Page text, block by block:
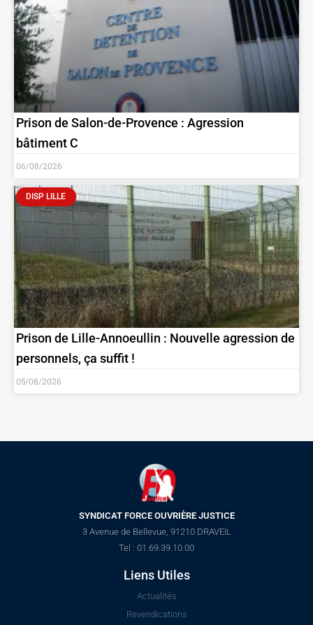
Prison de Salon-de-Provence : Agression
bâtiment C
06/08/2026
DISP LILLE
Prison de Lille-Annoeullin : Nouvelle agression de
personnels, ça suffit !
05/08/2026
SYNDICAT FORCE OUVRIÈRE JUSTICE
3 Avenue de Bellevue, 91210 DRAVEIL
Tel : 01.69.39.10.00
Liens Utiles
Actualités
Revendications